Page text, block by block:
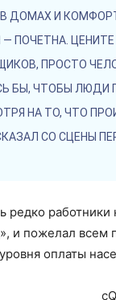
ДОМАХ И
ПОЧЕТНА.
ПРОСТО
БЫ, ЧТОБЫ ЛЮДИ
НА ТО, ЧТО
СО СЦЕНЫ
редко
и пожелал всем
оплаты